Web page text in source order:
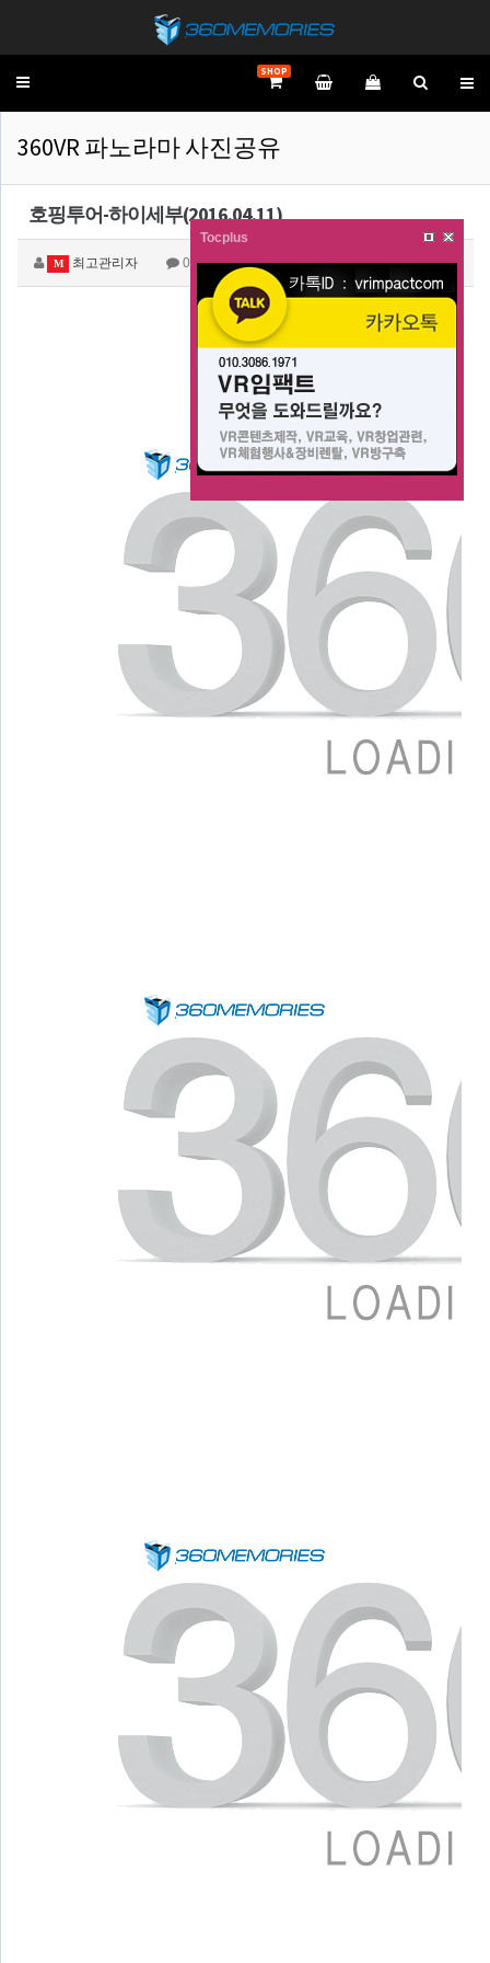
Toggle
SHOP
360VR 파노라마 사진공유
호핑투어-하이세부(2016.04.11)
M 최고관리자 0 8,607
Tocplus